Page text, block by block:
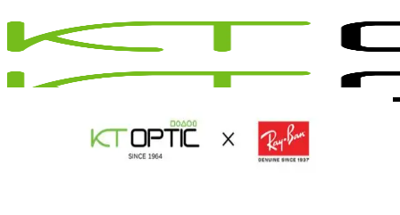
ยัง
เนื้อหา